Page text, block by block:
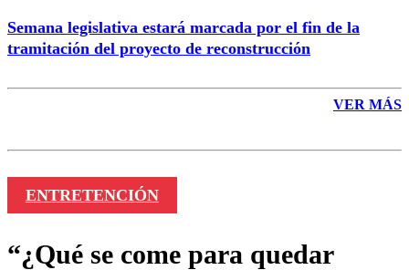
Semana legislativa estará marcada por el fin de la
tramitación del proyecto de reconstrucción
VER MÁS
ENTRETENCIÓN
“¿Qué se come para quedar